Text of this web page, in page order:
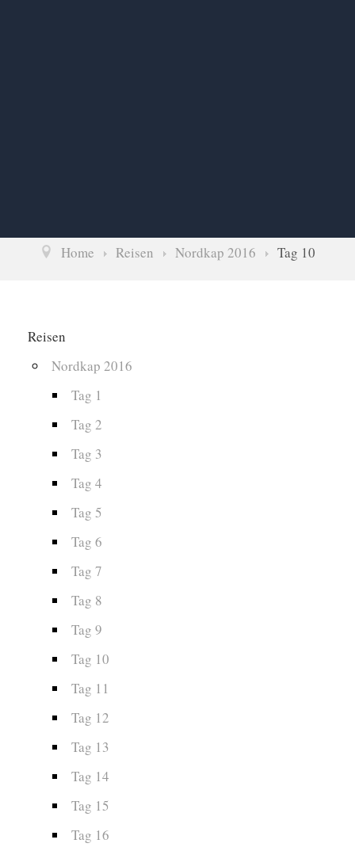
Home Reisen Nordkap 2016 Tag 10
Reisen
Nordkap 2016
Tag 1
Tag 2
Tag 3
Tag 4
Tag 5
Tag 6
Tag 7
Tag 8
Tag 9
Tag 10
Tag 11
Tag 12
Tag 13
Tag 14
Tag 15
Tag 16